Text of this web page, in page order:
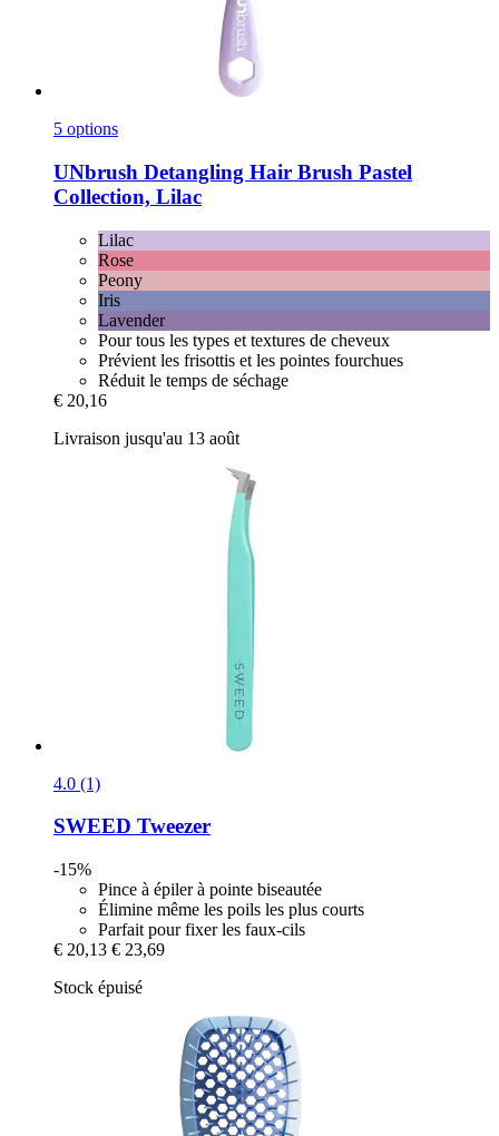
5 options
UNbrush Detangling Hair Brush Pastel
Collection, Lilac
Lilac
Rose
Peony
Iris
Lavender
Pour tous les types et textures de cheveux
Prévient les frisottis et les pointes fourchues
Réduit le temps de séchage
€ 20,16
Livraison jusqu'au 13 août
4.0 (1)
SWEED Tweezer
-15%
Pince à épiler à pointe biseautée
Élimine même les poils les plus courts
Parfait pour fixer les faux-cils
€ 20,13 € 23,69
Stock épuisé